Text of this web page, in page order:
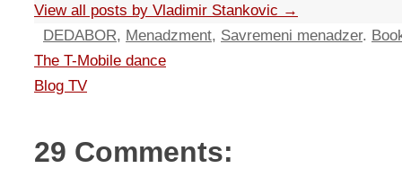
View all posts by Vladimir Stankovic →
DEDABOR, Menadzment, Savremeni menadzer.
The T-Mobile dance
Blog TV
29 Comments: